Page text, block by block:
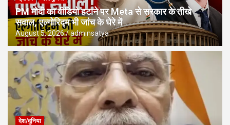
PM मोदी का वीडियो हटाने पर Meta से सरकार के तीखे
सवाल, एल्गोरिद्म भी जांच के घेरे में
August 5, 2026 adminsatya
देश/दुनिया